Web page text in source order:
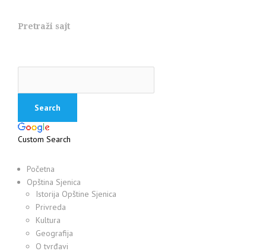
Pretraži sajt
Custom Search
Početna
Opština Sjenica
Istorija Opštine Sjenica
Privreda
Kultura
Geografija
O tvrđavi